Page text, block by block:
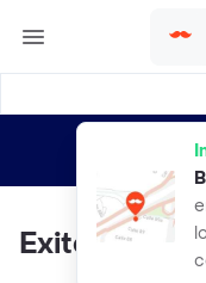
envíos
Exito Maiz